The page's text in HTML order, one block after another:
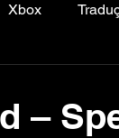
Xbox
–